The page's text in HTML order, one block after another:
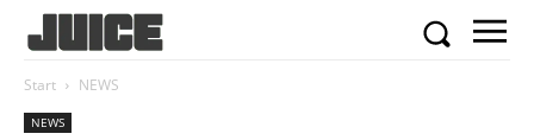
Start NEWS
NEWS